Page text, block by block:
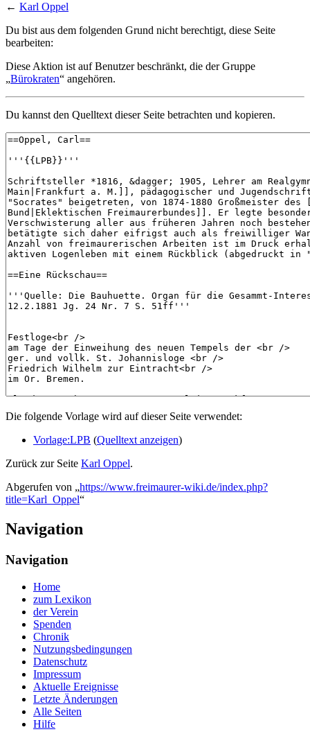
← Karl Oppel
Du bist aus dem folgenden Grund nicht berechtigt, diese Seite
bearbeiten:
Diese Aktion ist auf Benutzer beschränkt, die der Gruppe
„Bürokraten“ angehören.
Du kannst den Quelltext dieser Seite betrachten und kopieren.
Die folgende Vorlage wird auf dieser Seite verwendet:
Vorlage:LPB (Quelltext anzeigen)
Zurück zur Seite Karl Oppel.
Abgerufen von „https://www.freimaurer-wiki.de/index.php?
title=Karl_Oppel“
Navigation
Navigation
Home
zum Lexikon
der Verein
Spenden
Chronik
Nutzungsbedingungen
Datenschutz
Impressum
Aktuelle Ereignisse
Letzte Änderungen
Alle Seiten
Hilfe